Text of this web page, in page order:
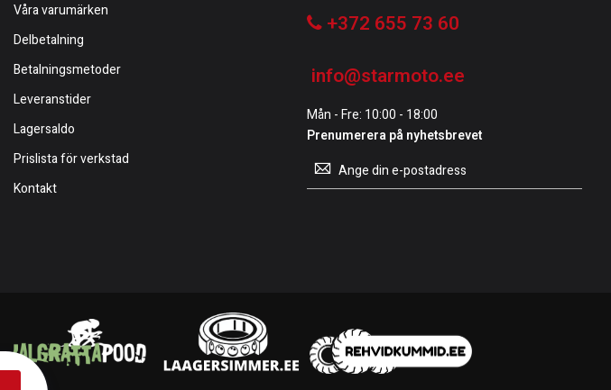
Våra varumärken
Delbetalning
Betalningsmetoder
Leveranstider
Lagersaldo
Prislista för verkstad
Kontakt
+372 655 73 60
info@starmoto.ee
Mån - Fre: 10:00 - 18:00
Prenumerera på nyhetsbrevet
Prenumerera
på
vårt